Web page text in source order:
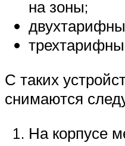
на зоны;
С таких
снимаются
На корпусе